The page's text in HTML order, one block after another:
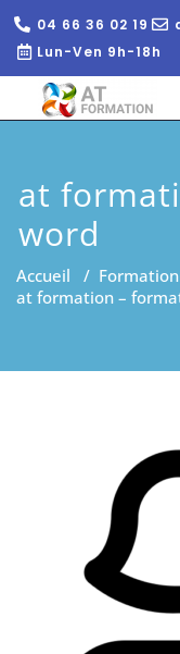
04 66 36 02 19
Lun-Ven 9h-18h
at
word
Accueil /
at formation –